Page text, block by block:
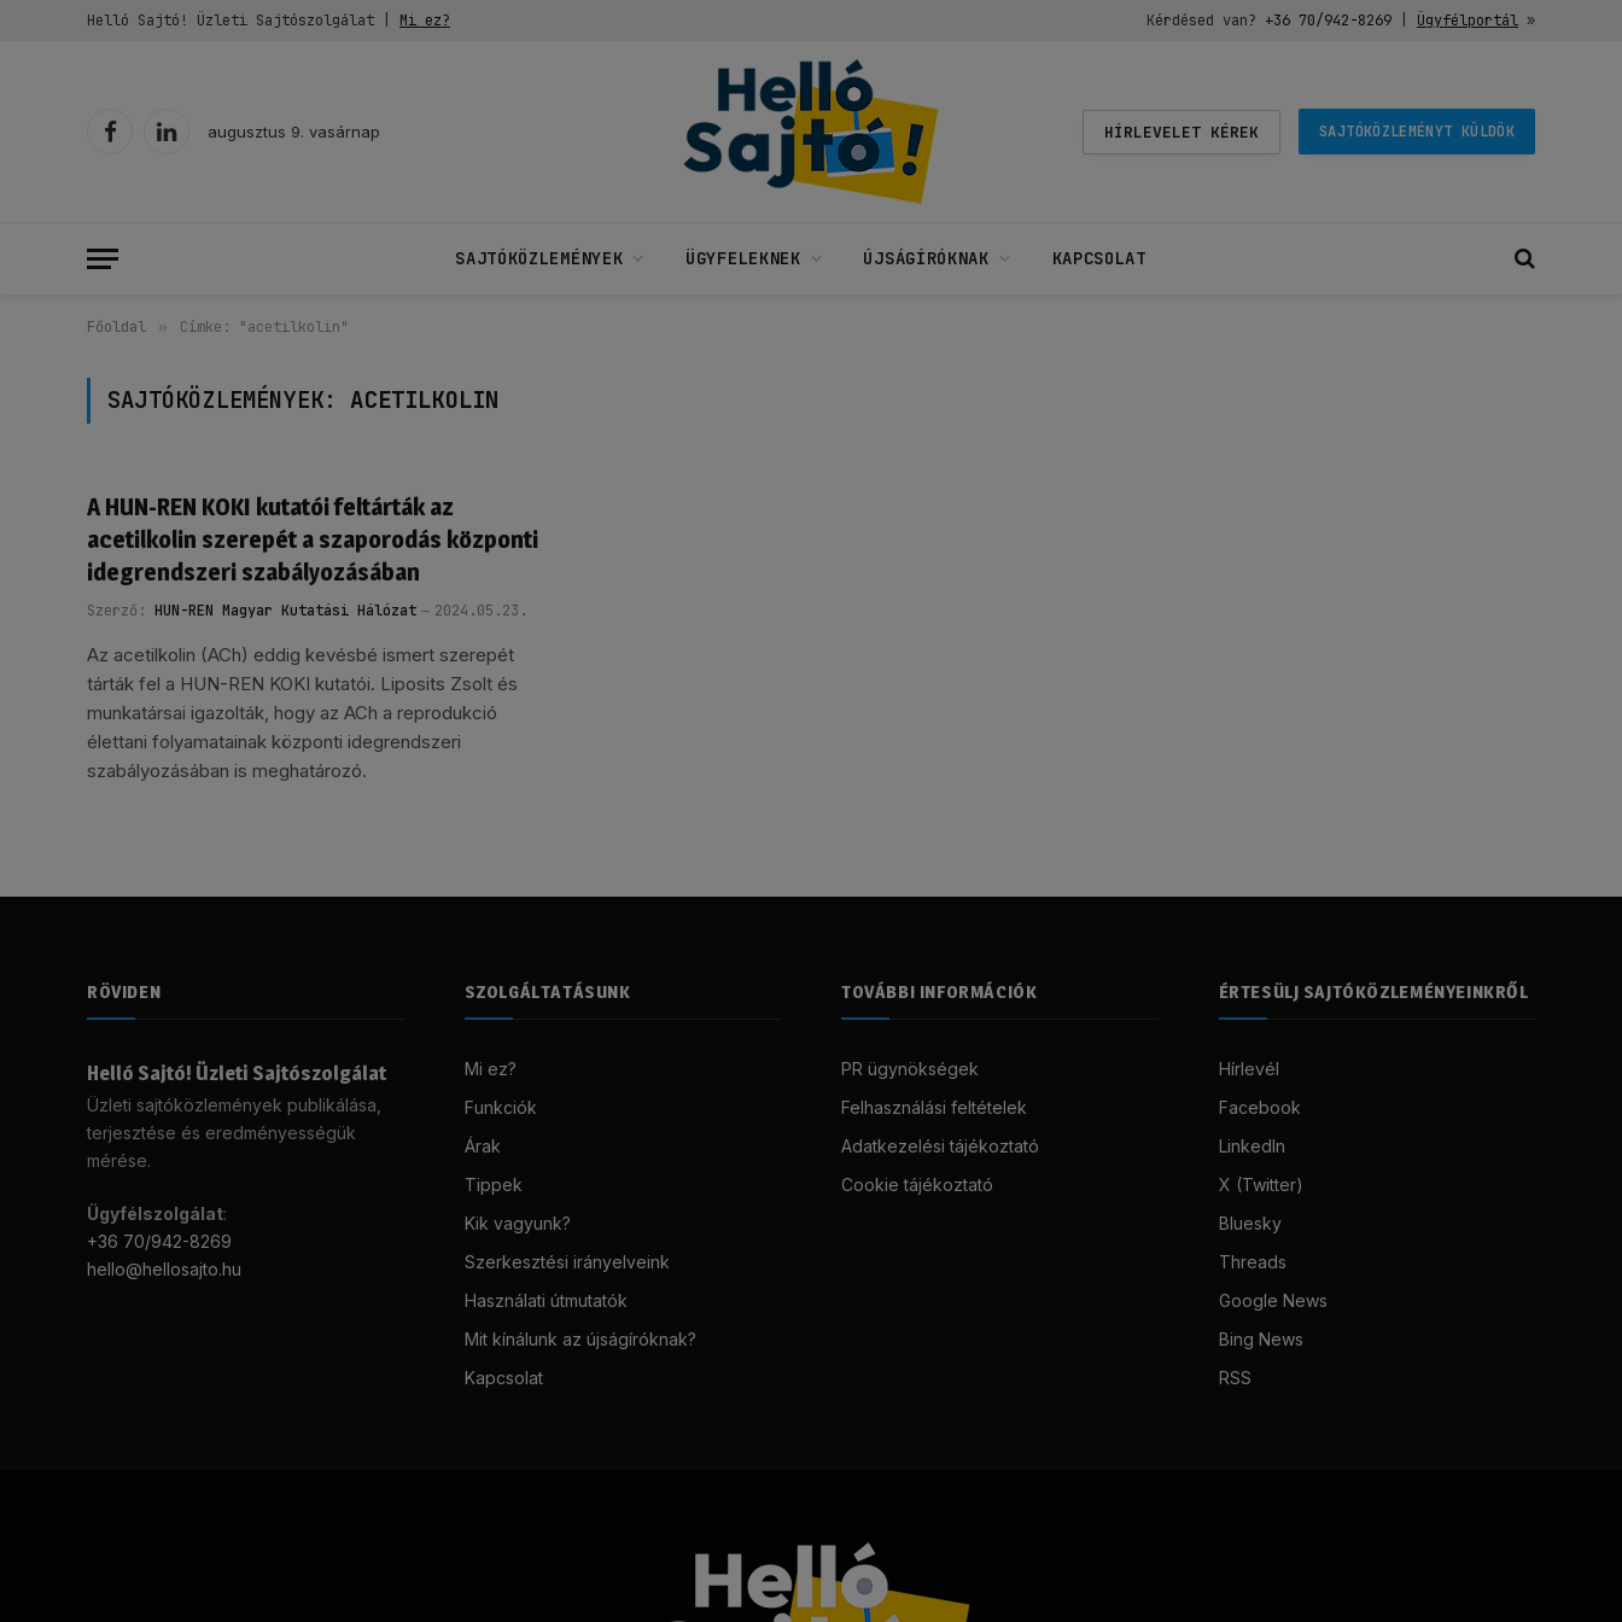
Helló Sajtó! Üzleti Sajtószolgálat | Mi ez? Kérdésed van? +36 70/942-8269| Ügyfélportál»
FacebookLinkedIn
augusztus 9. vasárnap HÍRLEVELET KÉREK SAJTÓKÖZLEMÉNYT KÜLDÖK
SAJTÓKÖZLEMÉNYEK ÜGYFELEKNEK ÚJSÁGÍRÓKNAK KAPCSOLAT
Főoldal » Címke: "acetilkolin"
SAJTÓKÖZLEMÉNYEK:ACETILKOLIN
A HUN-REN KOKI kutatói feltárták az
acetilkolin szerepét a szaporodás központi
idegrendszeri szabályozásában
Szerző: HUN-REN Magyar Kutatási Hálózat 2024.05.23.
Az acetilkolin (ACh) eddig kevésbé ismert szerepét
tárták fel a HUN-REN KOKI kutatói. Liposits Zsolt és
munkatársai igazolták, hogy az ACh a reprodukció
élettani folyamatainak központi idegrendszeri
szabályozásában is meghatározó.
RÖVIDEN
Helló Sajtó! Üzleti Sajtószolgálat
Üzleti sajtóközlemények publikálása,
terjesztése és eredményességük
mérése.
Ügyfélszolgálat:
+36 70/942-8269
hello@hellosajto.hu
SZOLGÁLTATÁSUNK
Mi ez?
Funkciók
Árak
Tippek
Kik vagyunk?
Szerkesztési irányelveink
Használati útmutatók
Mit kínálunk az újságíróknak?
Kapcsolat
TOVÁBBI INFORMÁCIÓK
PR ügynökségek
Felhasználási feltételek
Adatkezelési tájékoztató
Cookie tájékoztató
ÉRTESÜLJ SAJTÓKÖZLEMÉNYEINKRŐL
Hírlevél
Facebook
LinkedIn
X (Twitter)
Bluesky
Threads
Google News
Bing News
RSS